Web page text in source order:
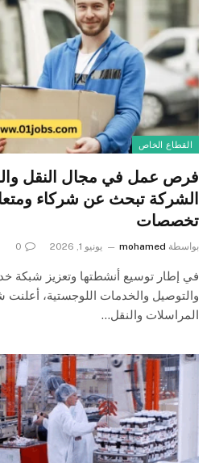
القطاع الخاص
فرص عمل في مجال النقل
الشركة تبحث عن شركاء
تخصصات
بواسطة mohamed يونيو 1, 2026 0
في إطار توسيع أنشطتها وتعزيز شبكة
والتوصيل والخدمات اللوجستية،
المراسلات والنقل…